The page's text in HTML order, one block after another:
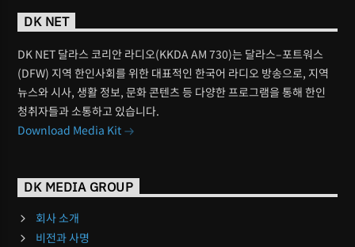
DK NET
DK NET 달라스 코리안 라디오(KKDA AM 730)는 달라스–포트워스
(DFW) 지역 한인사회를 위한 대표적인 한국어 라디오 방송으로, 지역
뉴스와 시사, 생활 정보, 문화 콘텐츠 등 다양한 프로그램을 통해 한인
청취자들과 소통하고 있습니다.
Download Media Kit
DK MEDIA GROUP
회사 소개
비전과 사명